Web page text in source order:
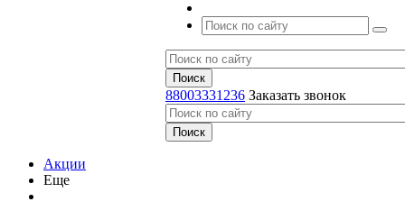
88003331236 Заказать звонок
Акции
Еще